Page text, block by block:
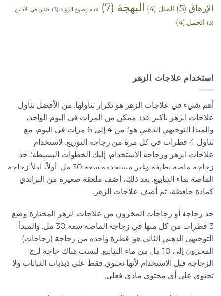
الإرهاق (5) الملل (4) البهجة (7) عدم وضوح الرؤية (3) طنين في الأذنين
(3) الحمل (4)
استخدام علاجات الزهر
أهم شيء في علاجات الزهر هو تكرار تناولها. من الأفضل تناول
علاجات الزهر بأكبر عدد ممكن من المرات في اليوم الواحد،
والمبدأ التوجيهي الذهبي هو؛ من 4 إلى 6 مرات في اليوم، مع
تناول 4 قطرات في كل مرة من زجاجة التوزيع. لاستخدام
علاجات الزهر وزجاجة الاستخدام، إليك الخطوات البسيطة؛ خذ
زجاجة ماصة نظيفة وغير مستخدمة سعة 30 مل. أولاً، املأ زجاجة
الماصة بماء الينابيع. بعد ذلك، أضف ملعقة صغيرة من البراندي
كمادة حافظة، ثم أضف علاجات الزهر.
خذ زجاجة أو زجاجات المخزون من علاجات الزهر المختارة وضع
3 قطرات من كل منها في زجاجة الماصة سعة 30 مل. والمبدأ
التوجيهي الذهبي الثاني هو: قطرة واحدة من زجاجة (زجاجات)
المخزون إلى 10 مل من ماء الينابيع. ليست هناك حاجة لرج
الزجاجة قبل الاستخدام لأنها تحتوي فقط على ذبذبات النباتات ولا
تحتوي على أي محتوى مادي فعلي.